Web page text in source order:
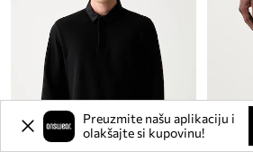
Preuzmite našu aplikaciju i
olakšajte si kupovinu!